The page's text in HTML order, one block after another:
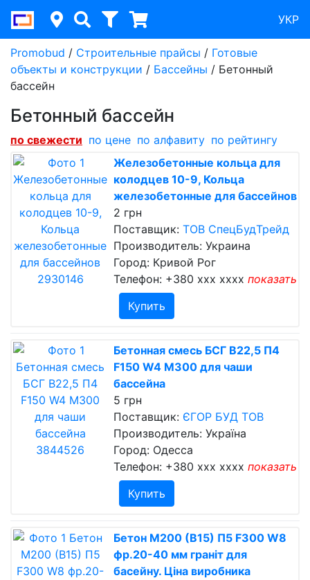
УКР
Promobud / Строительные прайсы / Готовые
объекты и конструкции / Бассейны / Бетонный
бассейн
Бетонный бассейн
по cвежести по цене по алфавиту по рейтингу
Железобетонные кольца для
колодцев 10-9, Кольца
железобетонные для бассейнов
2 грн
Поставщик: ТОВ СпецБудТрейд
Производитель: Украина
Город: Кривой Рог
Телефон: +380 xxx xxxx показать
Купить
Бетонная смесь БСГ В22,5 П4
F150 W4 М300 для чаши
бассейна
5 грн
Поставщик: ЄГОР БУД ТОВ
Производитель: Україна
Город: Одесса
Телефон: +380 xxx xxxx показать
Купить
Бетон М200 (В15) П5 F300 W8
фр.20-40 мм граніт для
басейну. Ціна виробника